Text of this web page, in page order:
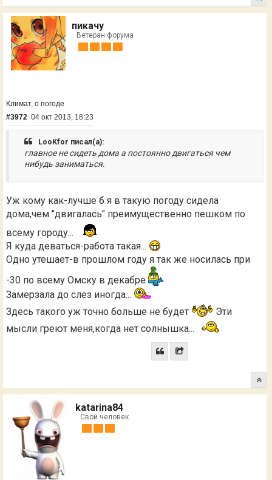
пикачу
Ветеран форума
Климат, о погоде
#3972 04 окт 2013, 18:23
LooKfor писал(а):
главное не сидеть дома а постоянно двигаться чем
нибудь заниматься.
Уж кому как-лучше б я в такую погоду сидела
дома,чем "двигалась" преимущественно пешком по
всему городу...
Я куда деваться-работа такая...
Одно утешает-в прошлом году я так же носилась при
-30 по всему Омску в декабре
Замерзала до слез иногда...
Здесь такого уж точно больше не будет
Эти
мысли греют меня,когда нет солнышка...
katarina84
Свой человек